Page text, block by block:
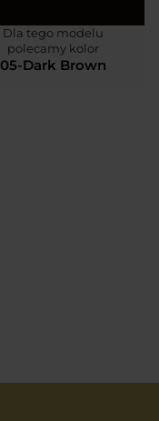
Dla tego modelu
polecamy kolor
05-Dark Brown